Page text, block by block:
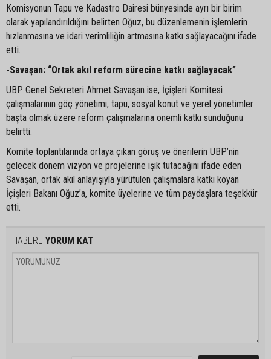
Komisyonun Tapu ve Kadastro Dairesi bünyesinde ayrı bir birim
olarak yapılandırıldığını belirten Oğuz, bu düzenlemenin işlemlerin
hızlanmasına ve idari verimliliğin artmasına katkı sağlayacağını ifade
etti.
-Savaşan: “Ortak akıl reform sürecine katkı sağlayacak”
UBP Genel Sekreteri Ahmet Savaşan ise, İçişleri Komitesi
çalışmalarının göç yönetimi, tapu, sosyal konut ve yerel yönetimler
başta olmak üzere reform çalışmalarına önemli katkı sunduğunu
belirtti.
Komite toplantılarında ortaya çıkan görüş ve önerilerin UBP’nin
gelecek dönem vizyon ve projelerine ışık tutacağını ifade eden
Savaşan, ortak akıl anlayışıyla yürütülen çalışmalara katkı koyan
İçişleri Bakanı Oğuz’a, komite üyelerine ve tüm paydaşlara teşekkür
etti.
HABERE YORUM KAT